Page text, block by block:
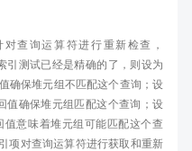
查询运算符进行重新检查，
引测试已经是精确的了，则设为
确保堆元组不匹配这个查询；设
值确保堆元组匹配这个查询；设
意味着堆元组可能匹配这个查
项对查询运算符进行获取和重新